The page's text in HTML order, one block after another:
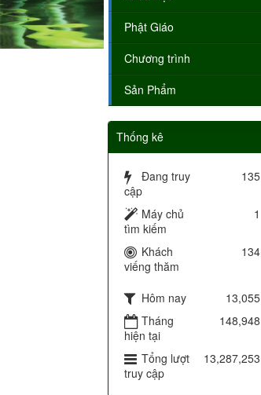
Phật Giáo
Chương trình
Sản Phẩm
Thống kê
Đang truy
cập
135
Máy chủ
tìm kiếm
1
Khách
viếng thăm
134
Hôm nay
13,055
Tháng
hiện tại
148,948
Tổng lượt
truy cập
13,287,253